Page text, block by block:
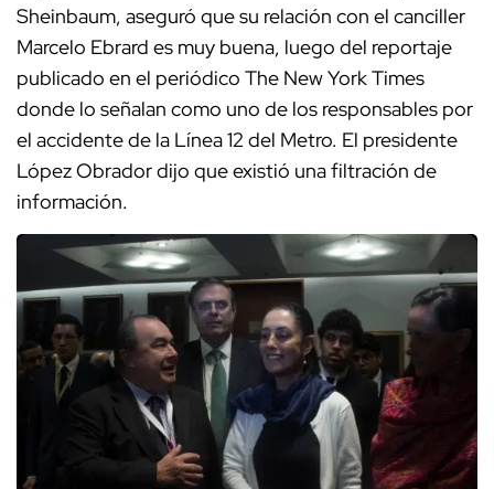
Sheinbaum, aseguró que su relación con el canciller
Marcelo Ebrard es muy buena, luego del reportaje
publicado en el periódico The New York Times
donde lo señalan como uno de los responsables por
el accidente de la Línea 12 del Metro. El presidente
López Obrador dijo que existió una filtración de
información.